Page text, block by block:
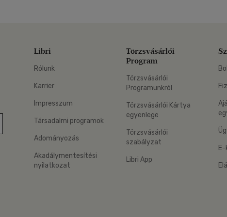
Google Play
Libri
Rólunk
Karrier
Impresszum
Társadalmi programok
Adományozás
Akadálymentesítési
nyilatkozat
Törzsvásárlói
Program
Törzsvásárlói
Programunkról
Törzsvásárlói Kártya
egyenlege
Törzsvásárlói
szabályzat
Libri App